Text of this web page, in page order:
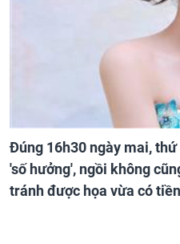
Đúng 16h30 ngày mai,
'số hưởng', ngồi không
tránh được họa vừa có